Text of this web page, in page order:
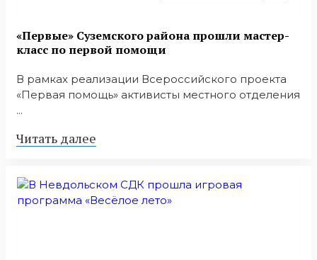
«Первые» Суземского района прошли мастер-
класс по первой помощи
В рамках реализации Всероссийского проекта
«Первая помощь» активисты местного отделения
...
Читать далее